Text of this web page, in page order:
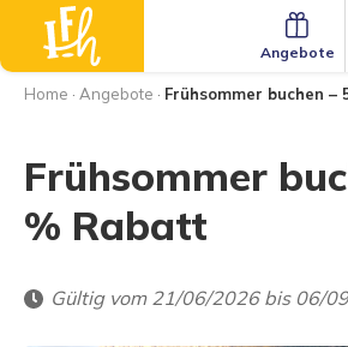
Angebote
Home · Angebote · Frühsommer buchen –
Frühsommer
% Rabatt
Gültig vom 21/06/2026 bis 06/